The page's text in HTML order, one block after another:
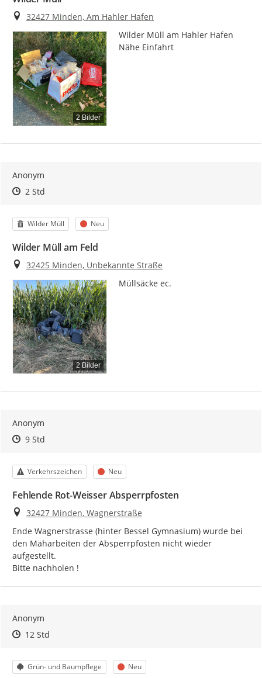
Ort
32427 Minden, Am Hahler Hafen
2 Bilder
Wilder Müll am Hahler Hafen
Nähe Einfahrt
Anonym
Zeitpunkt des Erstellens
Zeitpunkt des Erstellens
2 StdZur Äußerung
Kategorie
Wilder Müll Status
Neu
Wilder Müll am Feld
Ort
32425 Minden, Unbekannte Straße
2 Bilder
Müllsäcke ec.
Anonym
Zeitpunkt des Erstellens
Zeitpunkt des Erstellens
9 StdZur Äußerung
Kategorie
Verkehrszeichen Status
Neu
Fehlende Rot-Weisser Absperrpfosten
Ort
32427 Minden, Wagnerstraße
Ende Wagnerstrasse (hinter Bessel Gymnasium) wurde bei
den Mäharbeiten der Absperrpfosten nicht wieder
aufgestellt.
Bitte nachholen !
Anonym
Zeitpunkt des Erstellens
Zeitpunkt des Erstellens
12 StdZur Äußerung
Kategorie
Grün- und Baumpflege Status
Neu